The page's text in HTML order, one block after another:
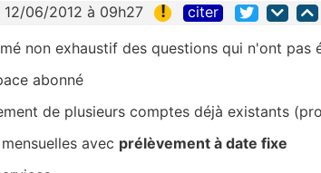
12/06/2012 à 09h27 ! citer
non exhaustif des questions qui n'ont pas
abonné
de plusieurs comptes déjà existants
avec prélèvement à date fixe